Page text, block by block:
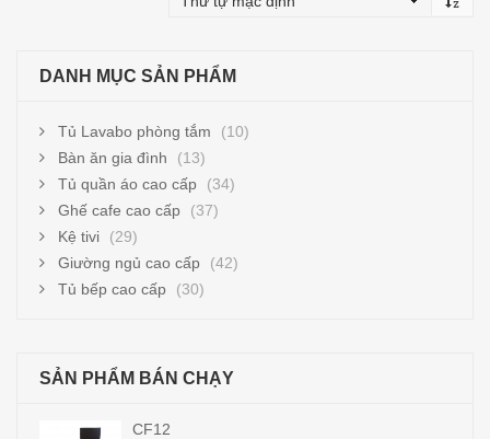
DANH MỤC SẢN PHẨM
Tủ Lavabo phòng tắm
(10)
Bàn ăn gia đình
(13)
Tủ quần áo cao cấp
(34)
Ghế cafe cao cấp
(37)
Kệ tivi
(29)
Giường ngủ cao cấp
(42)
Tủ bếp cao cấp
(30)
SẢN PHẨM BÁN CHẠY
TB12